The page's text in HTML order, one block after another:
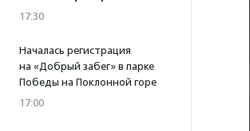
17:30
Началась регистрация
на «Добрый забег» в парке
Победы на Поклонной горе
17:00